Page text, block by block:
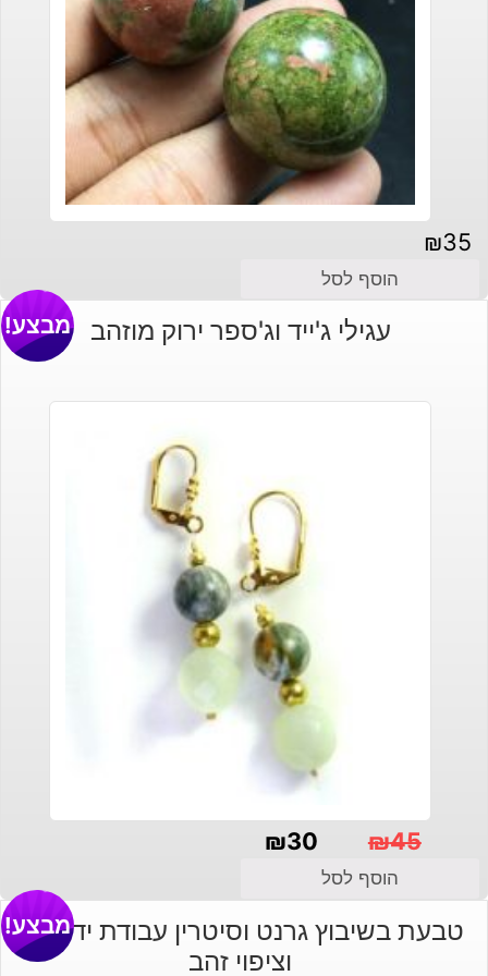
₪35
הוסף לסל
עגילי ג'ייד וג'ספר ירוק מוזהב מבצע!
₪45
המקורי
היה:
₪30
הנוכחי
הוא:
הוסף לסל
טבעת בשיבוץ גרנט וסיטרין עבודת יד כסף
וציפוי זהב
מבצע!